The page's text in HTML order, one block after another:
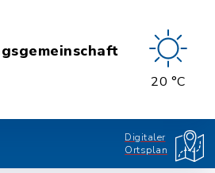
20 °C
Digitaler
Ortsplan